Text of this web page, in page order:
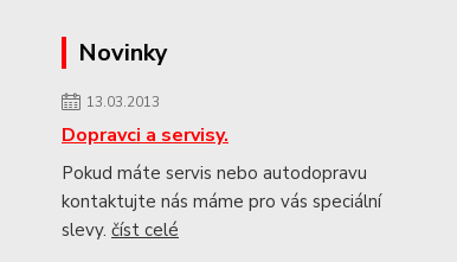
Novinky
13.03.2013
Dopravci a servisy.
Pokud máte servis nebo autodopravu
kontaktujte nás máme pro vás speciální
slevy. číst celé